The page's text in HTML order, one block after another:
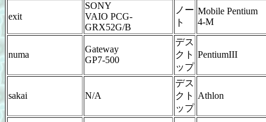
exit
SONY
VAIO PCG-
GRX52G/B
ノー
ト
Mobile Pentium
4-M
numa
Gateway
GP7-500
デス
クト
ップ
PentiumIII
sakai N/A
デス
クト
ップ
Athlon